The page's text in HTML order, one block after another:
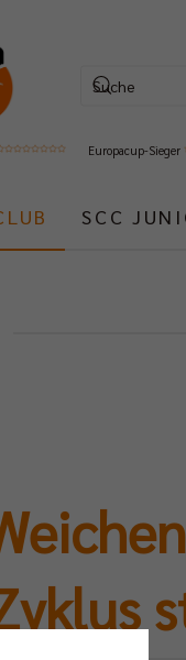
Europacup-Sieger
SCC